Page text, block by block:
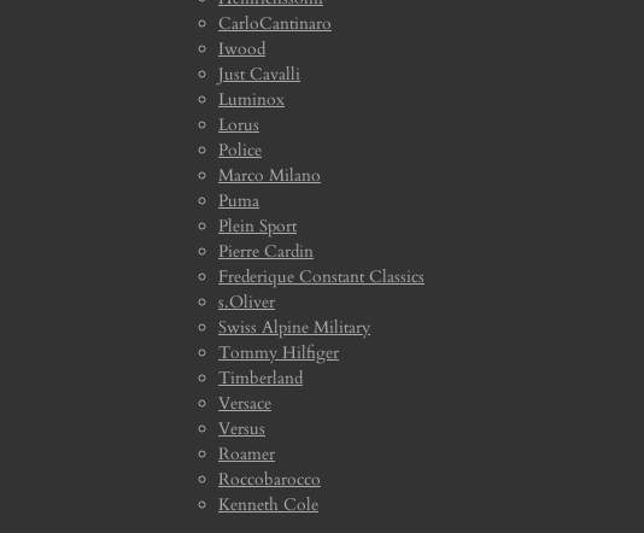
CarloCantinaro
Iwood
Just Cavalli
Luminox
Lorus
Police
Marco Milano
Puma
Plein Sport
Pierre Cardin
Frederique Constant Classics
s.Oliver
Swiss Alpine Military
Tommy Hilfiger
Timberland
Versace
Versus
Roamer
Roccobarocco
Kenneth Cole